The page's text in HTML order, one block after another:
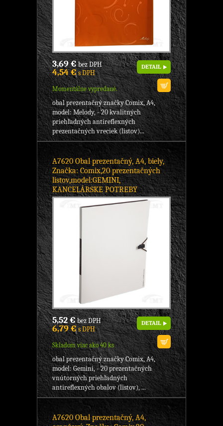
3,69 €bez DPH
4,54 €s DPH
Momentálne vypredané.
DETAIL
obal prezentačný značky Comix, A4,
model: Melody, - 20 kvalitných
priehľadných antireflexných
prezentačných vreciek (listov)...
A7620 Obal prezentačný, A4, biely,
Značka: Comix,20 prezentačných
listov,model:GEMINI,
KANCELÁRSKE POTREBY
5,52 €bez DPH
6,79 €s DPH
Skladom viac ako 40 ks
DETAIL
obal prezentačný značky Comix, A4,
model: Gemini, - 20 prezentačných
vnútorných priehľadných
antireflexných obalov (listov), ...
A7620 Obal prezentačný, A4,